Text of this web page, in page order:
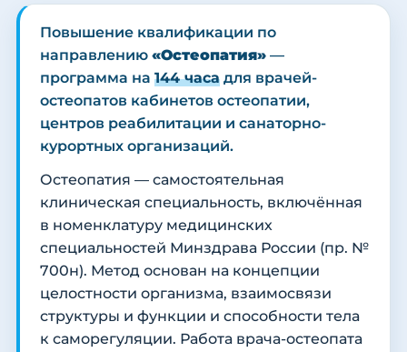
Повышение квалификации по
направлению «Остеопатия» —
программа на 144 часа для врачей-
остеопатов кабинетов остеопатии,
центров реабилитации и санаторно-
курортных организаций.
Остеопатия — самостоятельная
клиническая специальность, включённая
в номенклатуру медицинских
специальностей Минздрава России (пр. №
700н). Метод основан на концепции
целостности организма, взаимосвязи
структуры и функции и способности тела
к саморегуляции. Работа врача-остеопата